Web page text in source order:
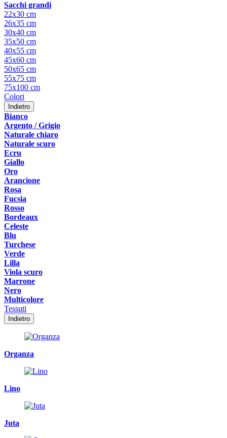
Sacchi grandi
22x30 cm
26x35 cm
30x40 cm
35x50 cm
40x55 cm
45x60 cm
50x65 cm
55x75 cm
75x100 cm
Colori
Indietro
Bianco
Argento / Grigio
Naturale chiaro
Naturale scuro
Ecru
Giallo
Oro
Arancione
Rosa
Fucsia
Rosso
Bordeaux
Celeste
Blu
Turchese
Verde
Lilla
Viola scuro
Marrone
Nero
Multicolore
Tessuti
Indietro
Organza
Lino
Juta